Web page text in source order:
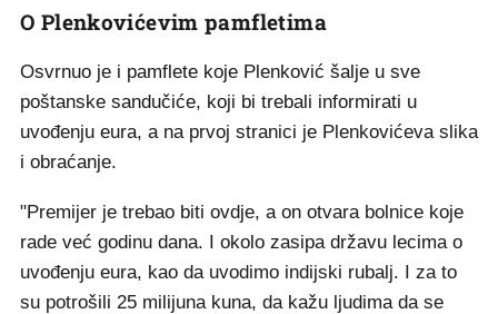
O Plenkovićevim pamfletima
Osvrnuo je i pamflete koje Plenković šalje u sve
poštanske sandučiće, koji bi trebali informirati u
uvođenju eura, a na prvoj stranici je Plenkovićeva slika
i obraćanje.
"Premijer je trebao biti ovdje, a on otvara bolnice koje
rade već godinu dana. I okolo zasipa državu lecima o
uvođenju eura, kao da uvodimo indijski rubalj. I za to
su potrošili 25 milijuna kuna, da kažu ljudima da se